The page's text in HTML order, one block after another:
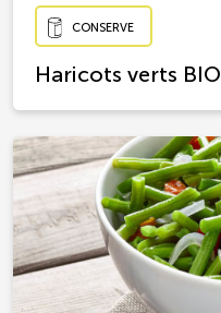
CONSERVE
Haricots verts BIO